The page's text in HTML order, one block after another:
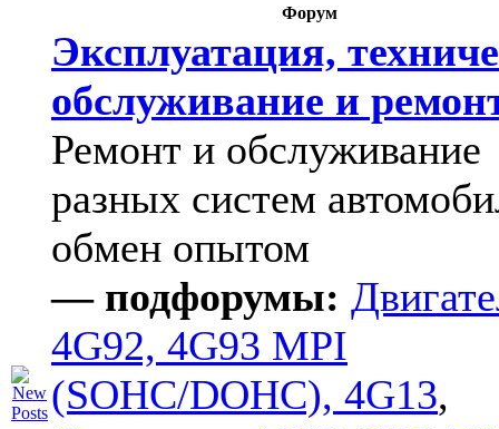
Форум
Эксплуатация,
обслуживание и
Ремонт и обслуживание
разных систем
обмен опытом
— подфорумы:
4G92, 4G93 MPI
(SOHC/DOHC), 4G13,